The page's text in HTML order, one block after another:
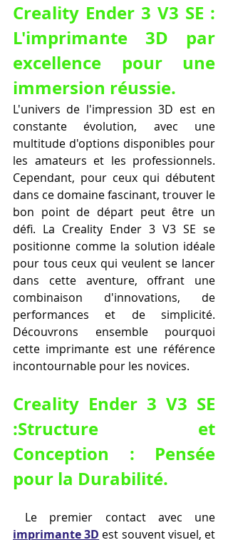
Creality Ender 3 V3 SE :
L'imprimante 3D par
excellence pour une
immersion réussie.
L'univers de l'impression 3D est en
constante évolution, avec une
multitude d'options disponibles pour
les amateurs et les professionnels.
Cependant, pour ceux qui débutent
dans ce domaine fascinant, trouver le
bon point de départ peut être un
défi. La Creality Ender 3 V3 SE se
positionne comme la solution idéale
pour tous ceux qui veulent se lancer
dans cette aventure, offrant une
combinaison d'innovations, de
performances et de simplicité.
Découvrons ensemble pourquoi
cette imprimante est une référence
incontournable pour les novices.
Creality Ender 3 V3 SE
:Structure et
Conception : Pensée
pour la Durabilité.
imprimante 3D est souvent visuel, et